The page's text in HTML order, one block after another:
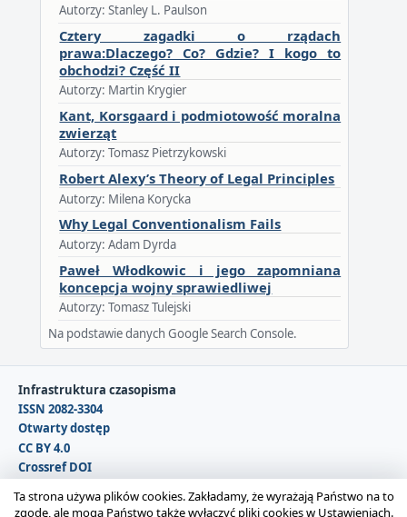
Autorzy: Stanley L. Paulson
Cztery zagadki o rządach
prawa:Dlaczego? Co? Gdzie? I kogo to
obchodzi? Część II
Autorzy: Martin Krygier
Kant, Korsgaard i podmiotowość moralna
zwierząt
Autorzy: Tomasz Pietrzykowski
Robert Alexy’s Theory of Legal Principles
Autorzy: Milena Korycka
Why Legal Conventionalism Fails
Autorzy: Adam Dyrda
Paweł Włodkowic i jego zapomniana
koncepcja wojny sprawiedliwej
Autorzy: Tomasz Tulejski
Na podstawie danych Google Search Console.
Infrastruktura czasopisma
ISSN 2082-3304
Otwarty dostęp
CC BY 4.0
Crossref DOI
Ta strona używa plików cookies. Zakładamy, że wyrażają Państwo na to
zgodę, ale mogą Państwo także wyłączyć pliki cookies w Ustawieniach.